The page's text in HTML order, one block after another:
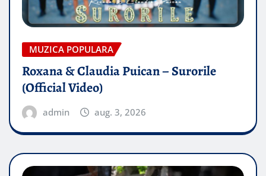
MUZICA POPULARA
Roxana & Claudia Puican – Surorile
(Official Video)
admin aug. 3, 2026